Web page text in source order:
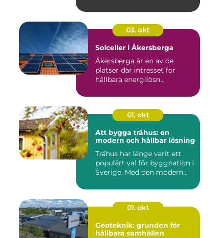
03. okt
Solceller i Åkersberga
Åkersberga är en av de
platser där intresset för
hållbara energilösn...
01. okt
Att bygga trähus: en
modern och hållbar lösning
Trähus har länge varit ett
populärt val för byggnation i
Sverige. Med den modern...
01. okt
Geoteknik: grunden för
hållbara samhällen